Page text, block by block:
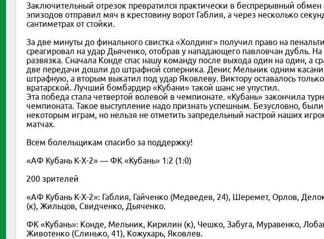
Заключительный отрезок превратился практически в беспрерывный
эпизодов отправил мяч в крестовину ворот Габлия, а через несколько
сантиметрах от стойки.
За две минуты до финального свистка «Холдинг» получил право на
среагировал на удар Дьяченко, отобрав у нападающего павловчан дубль.
развязка. Сначала Конде спас нашу команду после выхода один на один, а
две передачи дошли до штрафной соперника. Денис Мельник одним
штрафную, а вторым выкатил под удар Яковлеву. Виктору оставалось
вратарской. Лучший бомбардир «Кубани» такой шанс не упустил.
Эта победа стала четвертой волевой в чемпионате. «Кубань» закончила
чемпионата. Такое выступление надо признать успешным. Безусловно,
некоторым играм, но нельзя не отметить запредельный настрой наших
матчах.
Всем болельщикам спасибо за поддержку!
«АФ Кубань К-Х-2» — ФК «Кубань» 1:2 (1:0)
200 зрителей
«АФ Кубань К-Х-2»: Габлия, Гайченко (Медведев, 24), Шеремет, Орлов,
(к), Жильцов, Свидченко, Дьяченко.
ФК «Кубань»: Конде, Мельник, Кирилин (к), Чешко, Забуга, Муравенко,
Животенко (Слинько, 41), Кожухарь, Яковлев.